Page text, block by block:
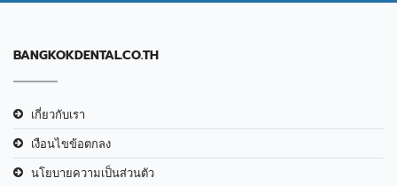
BANGKOKDENTAL.CO.TH
เกี่ยวกับเรา
เงือนไขข้อตกลง
นโยบายความเป็นส่วนตัว